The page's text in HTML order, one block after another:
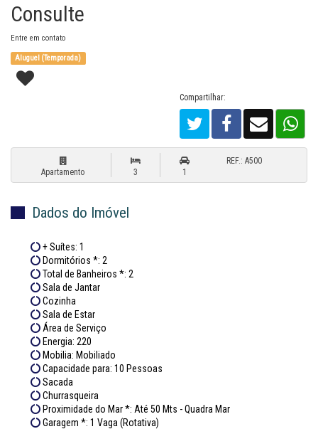
Consulte
Entre em contato
Aluguel (Temporada)
Compartilhar:
Apartamento 3 1
REF.: A500
Dados do Imóvel
+ Suítes: 1
Dormitórios *: 2
Total de Banheiros *: 2
Sala de Jantar
Cozinha
Sala de Estar
Área de Serviço
Energia: 220
Mobilia: Mobiliado
Capacidade para: 10 Pessoas
Sacada
Churrasqueira
Proximidade do Mar *: Até 50 Mts - Quadra Mar
Garagem *: 1 Vaga (Rotativa)